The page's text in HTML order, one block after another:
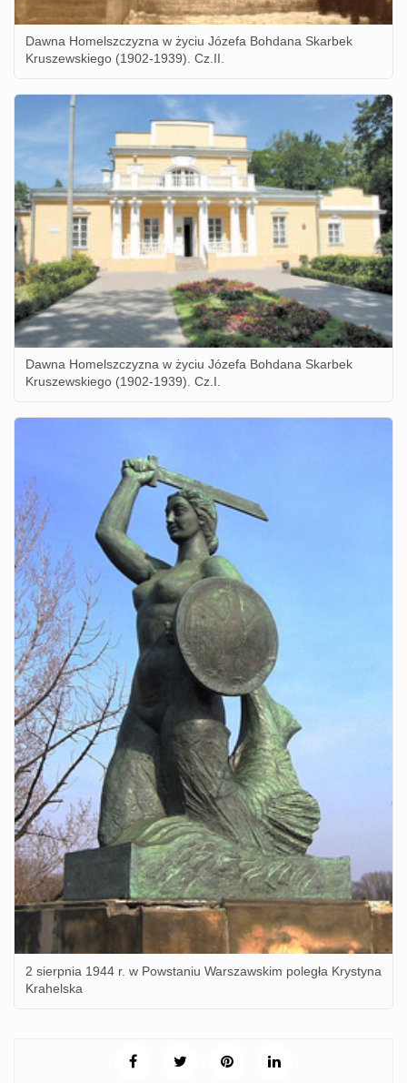
Dawna Homelszczyzna w życiu Józefa Bohdana Skarbek
Kruszewskiego (1902-1939). Cz.II.
Dawna Homelszczyzna w życiu Józefa Bohdana Skarbek
Kruszewskiego (1902-1939). Cz.I.
2 sierpnia 1944 r. w Powstaniu Warszawskim poległa Krystyna
Krahelska